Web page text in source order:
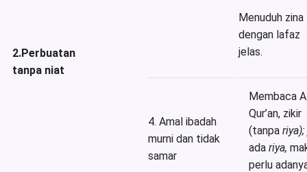
2.Perbuatan
tanpa niat
Menuduh zina
dengan lafaz
jelas.
4. Amal ibadah
murni dan tidak
samar
Membaca
Qur’an, zikir
(tanpa riya);
ada riya,
perlu